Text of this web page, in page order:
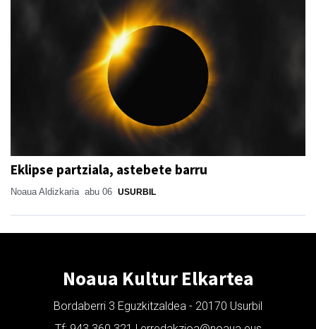
Eklipse partziala, astebete barru
Noaua Aldizkaria abu 06 USURBIL
Noaua Kultur Elkartea
Bordaberri 3 Eguzkitzaldea - 20170 Usurbil